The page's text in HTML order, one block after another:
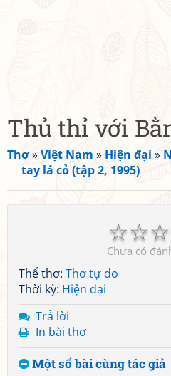
Thủ thỉ với
Thơ»Việt Nam » Hiện đại »
tay lá cỏ (tập 2, 1995)
☆
☆
☆
Chưa có
Thể thơ: Thơ tự do
Thời kỳ: Hiện đại
Trả lời
In bài thơ
Một số bài cùng tác giả